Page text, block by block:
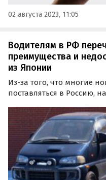
02 августа 2023, 11:05
Водителям в РФ
преимущества и
из Японии
Из-за того, что многие
поставляться в Россию,
соседствующей с